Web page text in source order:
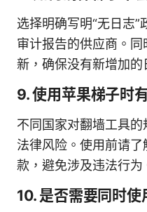
选择明确写明“无日志
审计报告的供应商。
新，确保没有新增加的
9. 使用苹果梯子时
不同国家对翻墙工具
法律风险。使用前请
款，避免涉及违法行为
10. 是否需要同时使